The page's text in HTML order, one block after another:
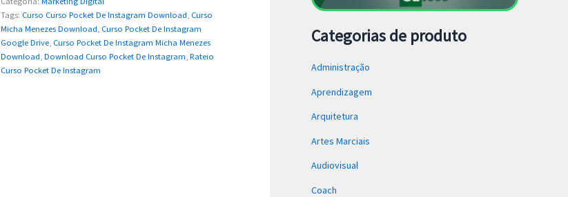
Tags: Curso Curso Pocket De Instagram Download, Curso
Micha Menezes Download, Curso Pocket De Instagram
Google Drive, Curso Pocket De Instagram Micha Menezes
Download,Download Curso Pocket De Instagram,Rateio
Curso Pocket De Instagram
Categorias de produto
Administração
Aprendizagem
Arquitetura
Artes Marciais
Audiovisual
Coach